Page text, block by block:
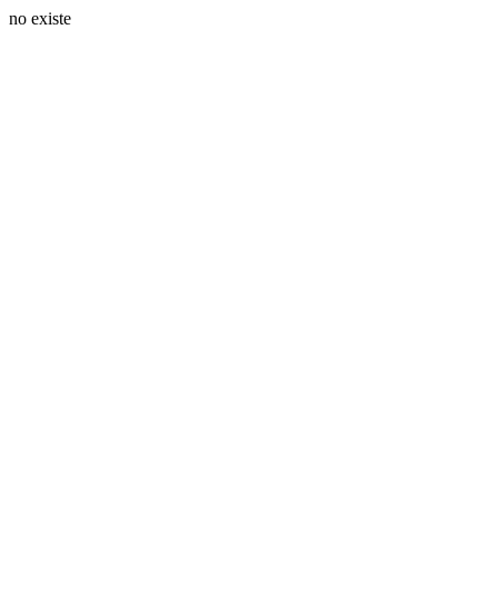
no existe